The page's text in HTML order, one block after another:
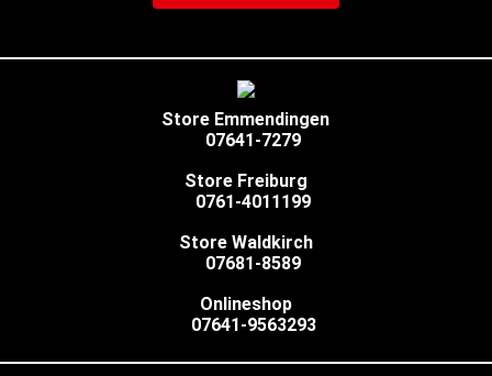
Store Emmendingen
07641-7279
Store Freiburg
0761-4011199
Store Waldkirch
07681-8589
Onlineshop
07641-9563293